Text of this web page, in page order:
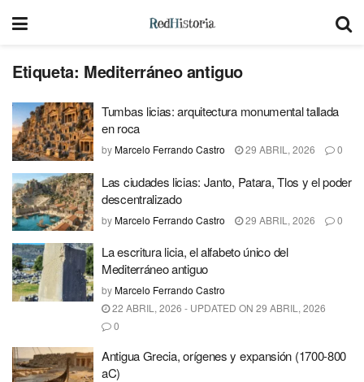
Etiqueta: Mediterráneo antiguo
Tumbas licias: arquitectura monumental tallada
en roca
byMarcelo Ferrando Castro 29 ABRIL, 2026 0
Las ciudades licias: Janto, Patara, Tlos y el poder
descentralizado
byMarcelo Ferrando Castro 29 ABRIL, 2026 0
La escritura licia, el alfabeto único del
Mediterráneo antiguo
byMarcelo Ferrando Castro
22 ABRIL, 2026 - UPDATED ON 29 ABRIL, 2026
0
Antigua Grecia, orígenes y expansión (1700-800
aC)